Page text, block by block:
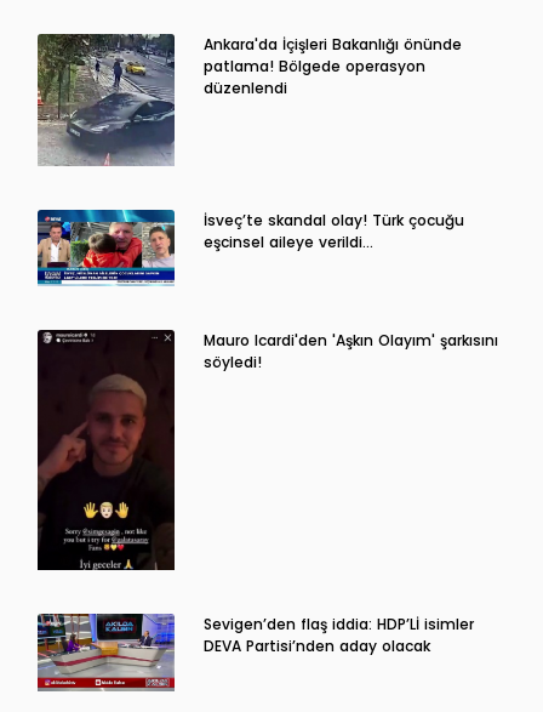
Ankara'da İçişleri Bakanlığı önünde
patlama! Bölgede operasyon
düzenlendi
İsveç’te skandal olay! Türk çocuğu
eşcinsel aileye verildi…
Mauro Icardi'den 'Aşkın Olayım' şarkısını
söyledi!
Sevigen’den flaş iddia: HDP’Lİ isimler
DEVA Partisi’nden aday olacak